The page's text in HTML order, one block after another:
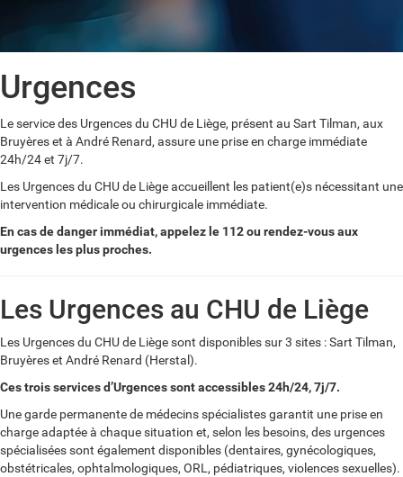
Urgences
Le service des Urgences du CHU de Liège, présent au Sart Tilman, aux
Bruyères et à André Renard, assure une prise en charge immédiate
24h/24 et 7j/7.
Les Urgences du CHU de Liège accueillent les patient(e)s nécessitant une
intervention médicale ou chirurgicale immédiate.
En cas de danger immédiat, appelez le 112 ou rendez-vous aux
urgences les plus proches.
Les Urgences au CHU de Liège
Les Urgences du CHU de Liègesont disponibles sur 3 sites : Sart Tilman,
Bruyères et André Renard (Herstal).
Ces trois services d’Urgences sont accessibles 24h/24, 7j/7.
Une garde permanente de médecins spécialistes garantit une prise en
charge adaptée à chaque situation et, selon les besoins, des urgences
spécialisées sont également disponibles (dentaires, gynécologiques,
obstétricales, ophtalmologiques, ORL, pédiatriques, violences sexuelles).